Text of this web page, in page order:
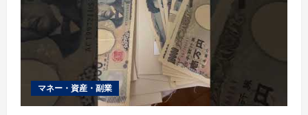
マネー・資産・副業